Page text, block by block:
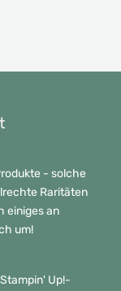
- solche
Raritäten
einiges an
um!
Up!-